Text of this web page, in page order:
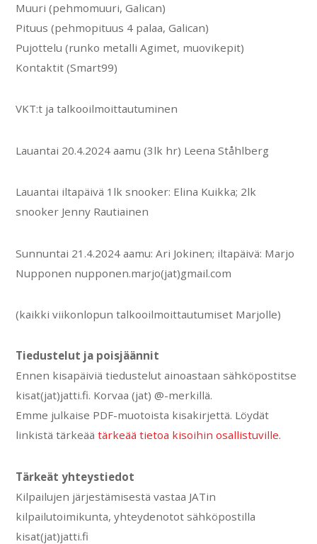
Muuri (pehmomuuri, Galican)
Pituus (pehmopituus 4 palaa, Galican)
Pujottelu (runko metalli Agimet, muovikepit)
Kontaktit (Smart99)
VKT:t ja talkooilmoittautuminen
Lauantai 20.4.2024 aamu (3lk hr) Leena Ståhlberg
Lauantai iltapäivä 1lk snooker: Elina Kuikka; 2lk
snooker Jenny Rautiainen
Sunnuntai 21.4.2024 aamu: Ari Jokinen; iltapäivä: Marjo
Nupponen nupponen.marjo(jat)gmail.com
(kaikki viikonlopun talkooilmoittautumiset Marjolle)
Tiedustelut ja poisjäännit
Ennen kisapäiviä tiedustelut ainoastaan sähköpostitse
kisat(jat)jatti.fi. Korvaa (jat) @-merkillä.
Emme julkaise PDF-muotoista kisakirjettä. Löydät
linkistä tärkeäätärkeää tietoa kisoihin osallistuville.
Tärkeät yhteystiedot
Kilpailujen järjestämisestä vastaa JATin
kilpailutoimikunta, yhteydenotot sähköpostilla
kisat(jat)jatti.fi